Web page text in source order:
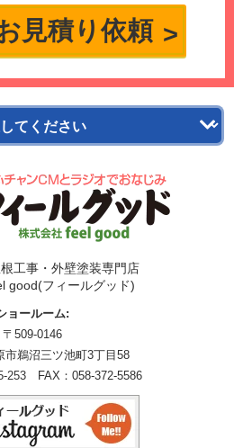
見積り依頼
工事・外壁塗装専門店
good(フィールグッド)
ョールーム:
〒509-0146
市鵜沼三ツ池町3丁目58
253 FAX：058-372-5586